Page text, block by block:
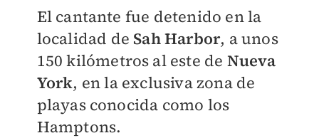
El cantante fue detenido en la
localidad de Sah Harbor, a unos
150 kilómetros al este de Nueva
York, en la exclusiva zona de
playas conocida como los
Hamptons.